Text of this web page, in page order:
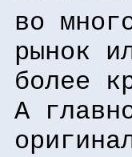
во
рынок
более
А